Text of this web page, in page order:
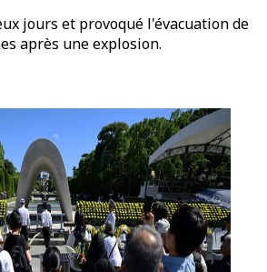
jours et provoqué l'évacuation de
après une explosion.